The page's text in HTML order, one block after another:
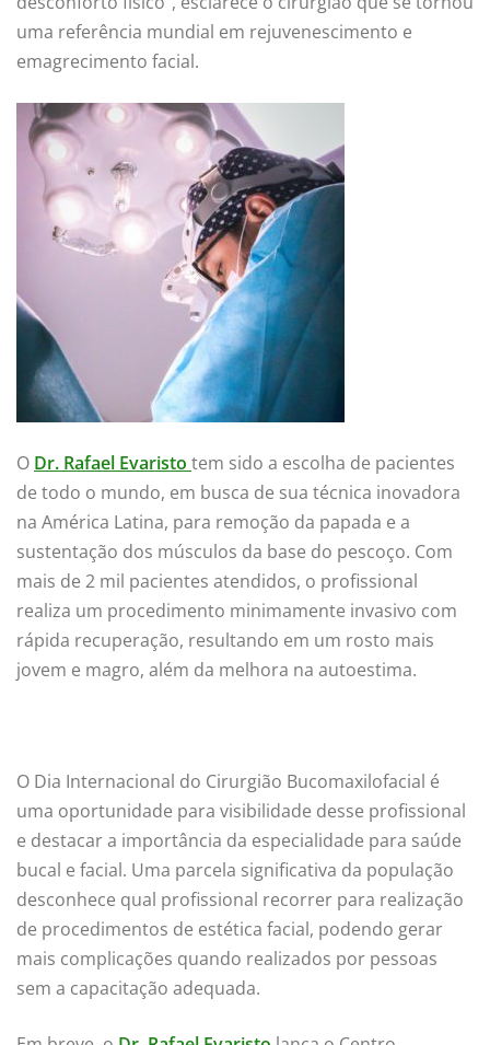
uma referência mundial em rejuvenescimento e
emagrecimento facial.
O Dr. Rafael Evaristo tem sido a escolha de pacientes
de todo o mundo, em busca de sua técnica inovadora
na América Latina, para remoção da papada e a
sustentação dos músculos da base do pescoço. Com
mais de 2 mil pacientes atendidos, o profissional
realiza um procedimento minimamente invasivo com
rápida recuperação, resultando em um rosto mais
jovem e magro, além da melhora na autoestima.
O Dia Internacional do Cirurgião Bucomaxilofacial é
uma oportunidade para visibilidade desse profissional
e destacar a importância da especialidade para saúde
bucal e facial. Uma parcela significativa da população
desconhece qual profissional recorrer para realização
de procedimentos de estética facial, podendo gerar
mais complicações quando realizados por pessoas
sem a capacitação adequada.